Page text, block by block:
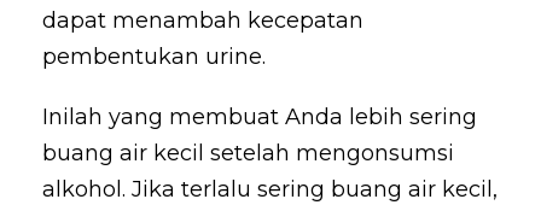
dapat menambah kecepatan
pembentukan urine.
Inilah yang membuat Anda lebih sering
buang air kecil setelah mengonsumsi
alkohol. Jika terlalu sering buang air kecil,